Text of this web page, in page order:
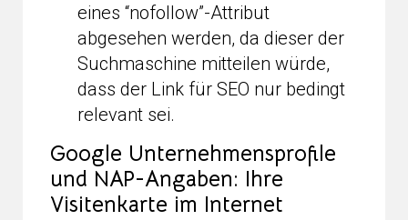
eines “nofollow”-Attribut
abgesehen werden, da dieser der
Suchmaschine mitteilen würde,
dass der Link für SEO nur bedingt
relevant sei.
Google Unternehmensprofile
und NAP-Angaben: Ihre
Visitenkarte im Internet